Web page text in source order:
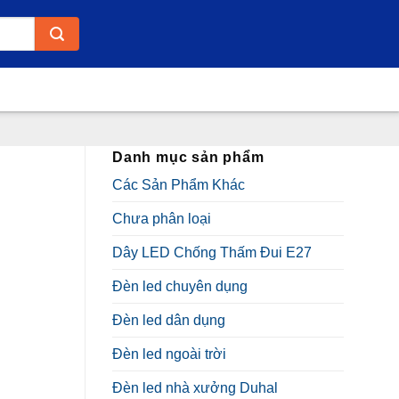
Danh mục sản phẩm
Các Sản Phẩm Khác
Chưa phân loại
Dây LED Chống Thấm Đui E27
Đèn led chuyên dụng
Đèn led dân dụng
Đèn led ngoài trời
Đèn led nhà xưởng Duhal